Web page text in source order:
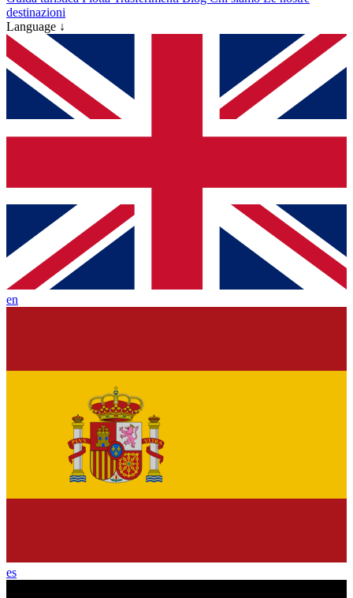
destinazioni
Language ↓
en
es